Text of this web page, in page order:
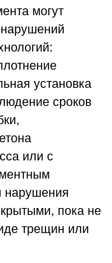
могут
нарушений
установка
сроков
или с
нарушения
пока не
трещин или